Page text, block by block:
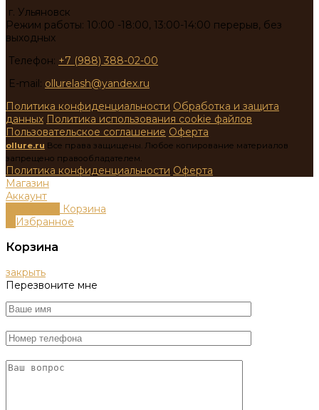
г. Ульяновск
Режим работы: 10:00 -18:00, 13:00-14:00 перерыв, без
выходных
Телефон: +7 (988) 388-02-00
E-mail: ollurelash@yandex.ru
Политика конфиденциальности Обработка и защита
данных Политика использования cookie файлов
Пользовательское соглашение Оферта
ollure.ru Все права защищены. Любое копирование материалов
запрещено правообладателем.
Политика конфиденциальности Оферта
Магазин
Аккаунт
Корзина
Избранное
Корзина
закрыть
Перезвоните мне